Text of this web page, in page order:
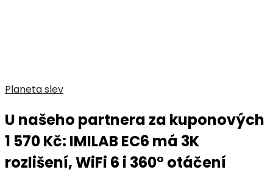
Planeta slev
U našeho partnera za kuponových
1 570 Kč: IMILAB EC6 má 3K
rozlišení, WiFi 6 i 360° otáčení